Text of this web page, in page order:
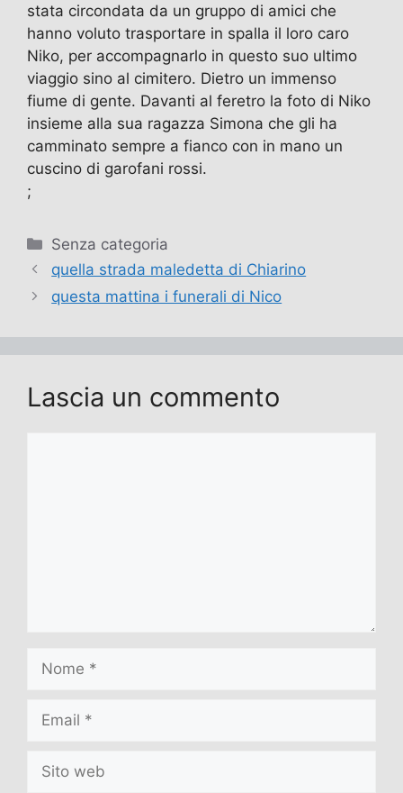
stata circondata da un gruppo di amici che
hanno voluto trasportare in spalla il loro caro
Niko, per accompagnarlo in questo suo ultimo
viaggio sino al cimitero. Dietro un immenso
fiume di gente. Davanti al feretro la foto di Niko
insieme alla sua ragazza Simona che gli ha
camminato sempre a fianco con in mano un
cuscino di garofani rossi.
;
Categorie
Senza categoria
quella strada maledetta di Chiarino
questa mattina i funerali di Nico
Lascia un commento
web